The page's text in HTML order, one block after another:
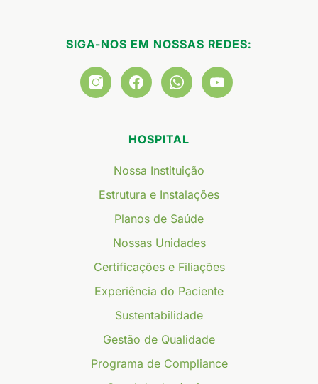
SIGA-NOS EM NOSSAS REDES:
HOSPITAL
Nossa Instituição
Estrutura e Instalações
Planos de Saúde
Nossas Unidades
Certificações e Filiações
Experiência do Paciente
Sustentabilidade
Gestão de Qualidade
Programa de Compliance